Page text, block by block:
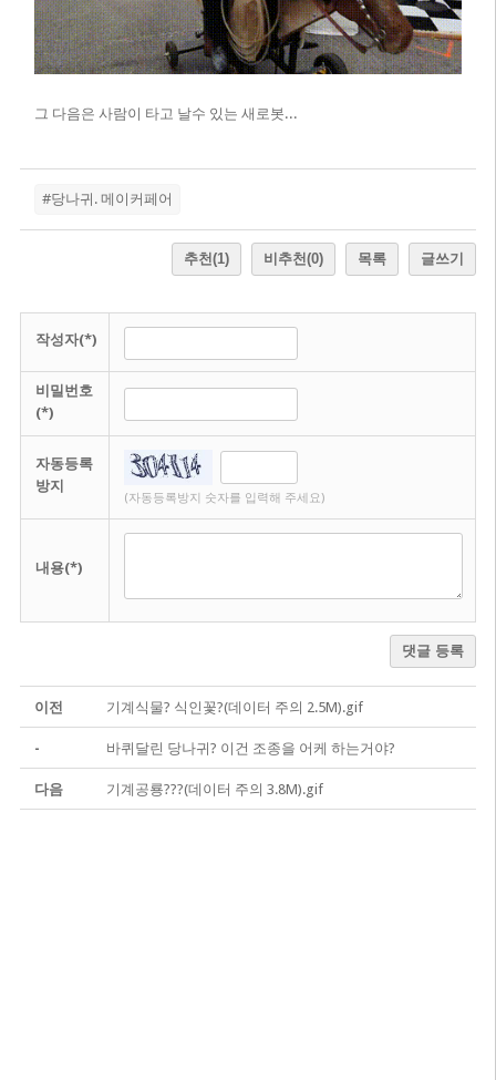
그 다음은 사람이 타고 날수 있는 새로봇...
#당나귀. 메이커페어
추천(1) 비추천(0) 목록 글쓰기
작성자(*)
비밀번호
(*)
자동등록
방지
(자동등록방지 숫자를 입력해 주세요)
내용(*)
댓글 등록
이전 기계식물? 식인꽃?(데이터 주의 2.5M).gif
- 바퀴달린 당나귀? 이건 조종을 어케 하는거야?
다음 기계공룡???(데이터 주의 3.8M).gif